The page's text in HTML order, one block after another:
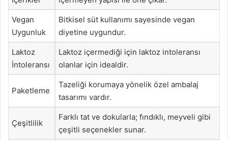
Vegan
Uygunluk
Bitkisel süt kullanımı sayesinde vegan
diyetine uygundur.
Laktoz
İntoleransı
Laktoz içermediği için laktoz intoleransı
olanlar için idealdir.
Paketleme
Tazeliği korumaya yönelik özel ambalaj
tasarımı vardır.
Çeşitlilik
Farklı tat ve dokularla; fındıklı, meyveli gibi
çeşitli seçenekler sunar.